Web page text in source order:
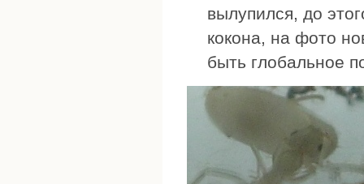
вылупился, до
кокона, на фото
быть глобальное